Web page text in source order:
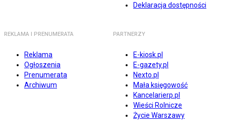
Deklaracja dostępności
REKLAMA I PRENUMERATA
Reklama
Ogłoszenia
Prenumerata
Archiwum
PARTNERZY
E-kiosk.pl
E-gazety.pl
Nexto.pl
Mała księgowość
Kancelarierp.pl
Wieści Rolnicze
Życie Warszawy